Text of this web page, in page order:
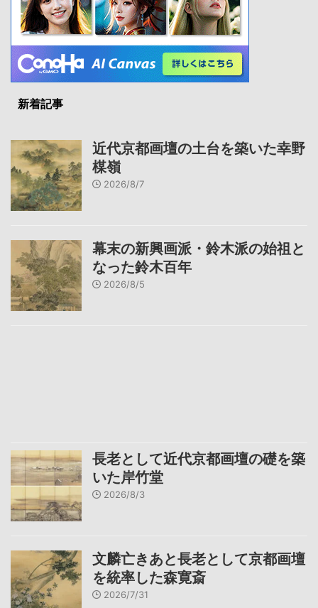
新着記事
近代京都画壇の土台を築いた幸野
楳嶺
2026/8/7
幕末の新興画派・鈴木派の始祖と
なった鈴木百年
2026/8/5
長老として近代京都画壇の礎を築
いた岸竹堂
2026/8/3
文麟亡きあと長老として京都画壇
を統率した森寛斎
2026/7/31